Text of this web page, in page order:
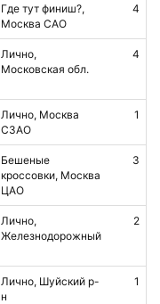
Где тут финиш?,
Москва САО
4
Лично,
Московская обл.
4
Лично, Москва
СЗАО
1
Бешеные
кроссовки, Москва
ЦАО
3
Лично,
Железнодорожный
2
Лично, Шуйский р-
н
1